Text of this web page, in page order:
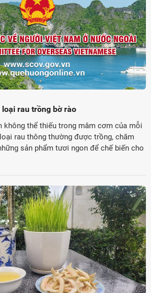
rau trồng bờ rào
không thể thiếu trong mâm cơm của mỗi
rau thông thường được trồng, chăm
sản phẩm tươi ngon để chế biến cho